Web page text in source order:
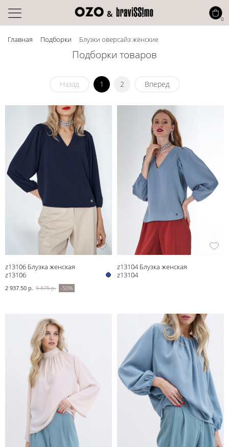
Главная Подборки Блузки оверсайз женские
Подборки товаров
Назад 1 2 Вперед
z13106 Блузка женская
z13106
2 937.50 р. 5 875 р. -50%
z13104 Блузка женская
z13104
0